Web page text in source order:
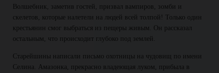
Волшебник, заметив гостей, призвал вампиров, зомби и
скелетов, которые налетели на людей всей толпой! Только один
крестьянин смог выбраться из пещеры живым. Он рассказал
остальным, что происходит глубоко под землей.
Старейшины написали письмо охотницы на чудовищ по имени
Селина. Амазонка, прекрасно владеющая луком, прибыла в